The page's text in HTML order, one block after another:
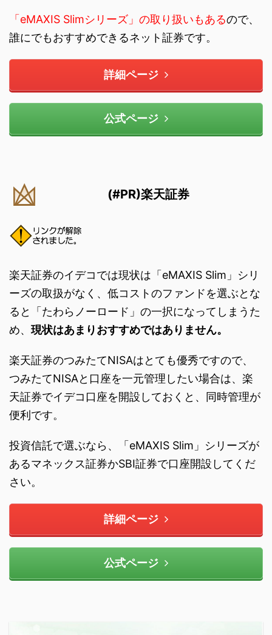
「eMAXIS Slimシリーズ」の取り扱いもあるので、
誰にでもおすすめできるネット証券です。
詳細ページ
公式ページ
(#PR)楽天証券
楽天証券のイデコでは現状は「eMAXIS Slim」シリ
ーズの取扱がなく、低コストのファンドを選ぶとな
ると「たわらノーロード」の一択になってしまうた
め、 現状はあまりおすすめではありません。
楽天証券のつみたてNISAはとても優秀ですので、
つみたてNISAと口座を一元管理したい場合は、楽
天証券でイデコ口座を開設しておくと、同時管理が
便利です。
投資信託で選ぶなら、「eMAXIS Slim」シリーズが
あるマネックス証券かSBI証券で口座開設してくだ
さい。
詳細ページ
公式ページ